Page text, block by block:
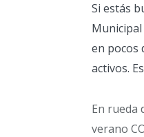
Si estás
en pocos
activos.
En rueda
verano